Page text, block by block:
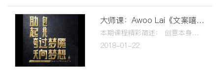
大师课：Awoo Lai《⽂案嘻写鬼》
本期课程精彩简述： 创意本身就是一个不太正常的东西！ 最通顺的文案是最烂的文案！ 通顺正常的文案⽐性⽆能更没劲！ 好文案就是在⼈人都懂的常识上，你重新炒一盘新的菜！ 直击⼼灵的感触⽤通俗的话讲出来，才能得到共鸣！
2018-01-22